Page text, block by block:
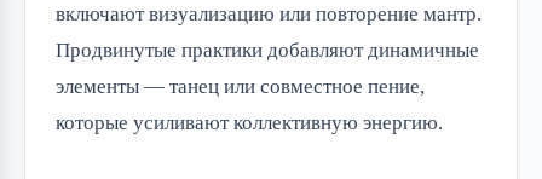
включают визуализацию или повторение мантр.
Продвинутые практики добавляют динамичные
элементы — танец или совместное пение,
которые усиливают коллективную энергию.